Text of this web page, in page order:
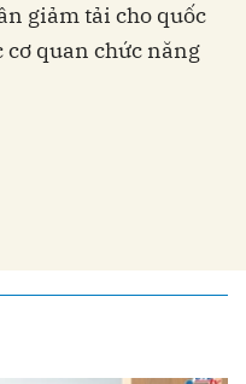
giảm tải cho quốc
quan chức năng